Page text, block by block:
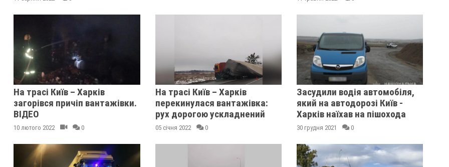
На трасі Київ – Харків
загорівся причіп вантажівки.
ВІДЕО
10 лютого 2022 0
На трасі Київ – Харків
перекинулася вантажівка:
рух дорогою ускладнений
05 січня 2022 0
Засудили водія автомобіля,
який на автодорозі Київ -
Харків наїхав на пішохода
30 грудня 2021 0